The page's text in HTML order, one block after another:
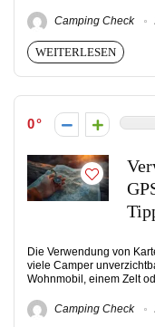
Camping Check
WEITERLESEN
0
Die Verwendung von
viele Camper
Wohnmobil, einem Zelt
Camping Check